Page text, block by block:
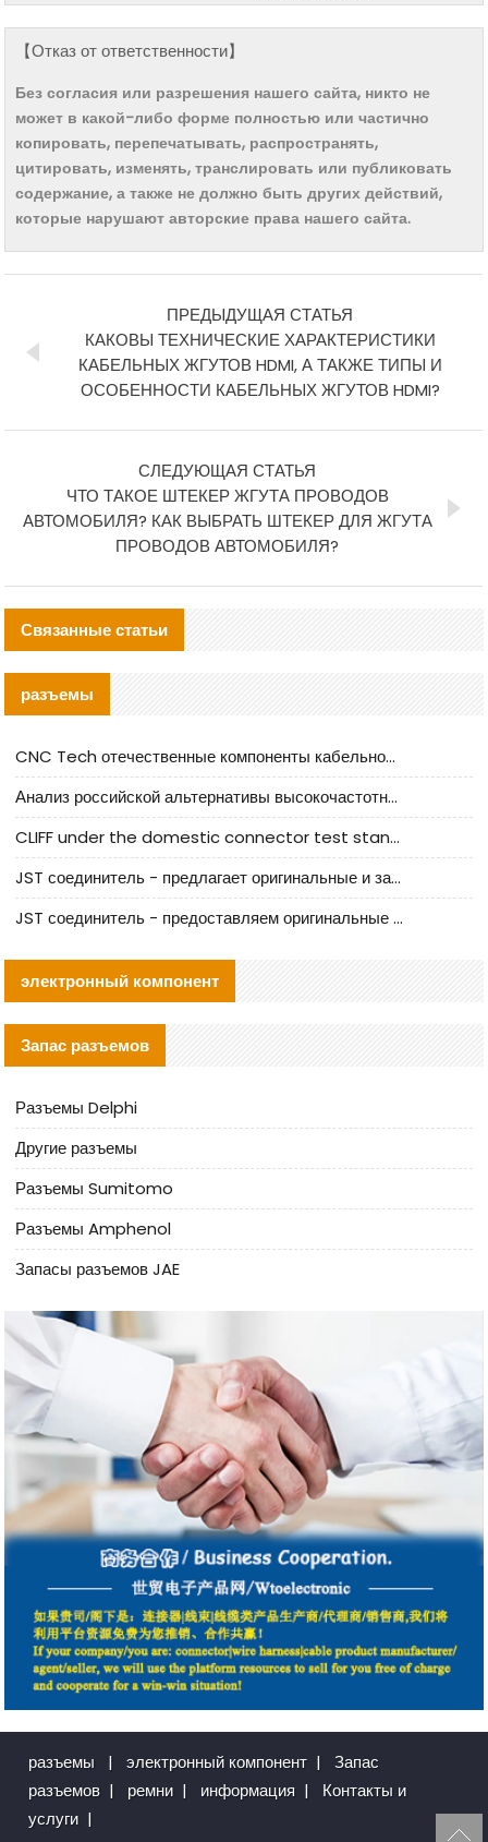
【Отказ от ответственности】
Без согласия или разрешения нашего сайта, никто не
может в какой-либо форме полностью или частично
копировать, перепечатывать, распространять,
цитировать, изменять, транслировать или публиковать
содержание, а также не должно быть других действий,
которые нарушают авторские права нашего сайта.
ПРЕДЫДУЩАЯ СТАТЬЯ
КАКОВЫ ТЕХНИЧЕСКИЕ ХАРАКТЕРИСТИКИ
КАБЕЛЬНЫХ ЖГУТОВ HDMI, А ТАКЖЕ ТИПЫ И
ОСОБЕННОСТИ КАБЕЛЬНЫХ ЖГУТОВ HDMI?
СЛЕДУЮЩАЯ СТАТЬЯ
ЧТО ТАКОЕ ШТЕКЕР ЖГУТА ПРОВОДОВ
АВТОМОБИЛЯ? КАК ВЫБРАТЬ ШТЕКЕР ДЛЯ ЖГУТА
ПРОВОДОВ АВТОМОБИЛЯ?
Связанные статьи
разъемы
CNC Tech отечественные компоненты кабельной арматуры оценка и руководство по производственному внедрению
Анализ российской альтернативы высокочастотных кабельных колодцев I-PEX
CLIFF under the domestic connector test standard update
JST соединитель - предлагает оригинальные и заменяющие JST NSHR-02V-S соединители
JST соединитель - предоставляем оригинальные JST GHR-09V-S соединители и их аналоги
электронный компонент
Запас разъемов
Разъемы Delphi
Другие разъемы
Разъемы Sumitomo
Разъемы Amphenol
Запасы разъемов JAE
разъемы | электронный компонент |
Запас
разъемов | ремни | информация |
Контакты и
услуги |